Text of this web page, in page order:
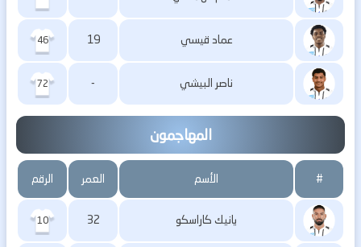
عماد قيسي 19
46
ناصر البيشي -
72
المهاجمون
# الأسم العمر الرقم
يانيك كاراسكو 32
10